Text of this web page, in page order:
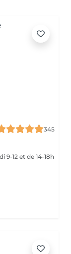
345